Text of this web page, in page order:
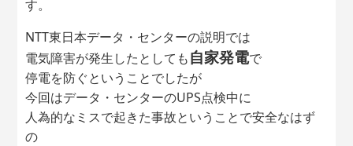
す。
NTT東日本データ・センターの説明では
電気障害が発生したとしても自家発電で
停電を防ぐということでしたが
今回はデータ・センターのUPS点検中に
人為的なミスで起きた事故ということで安全なはず
の